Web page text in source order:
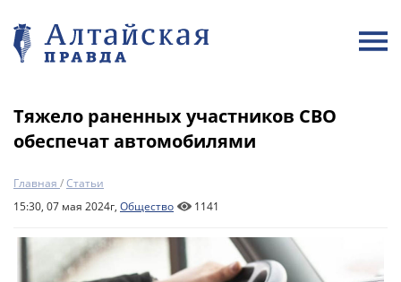
Тяжело раненных участников СВО
обеспечат автомобилями
Главная /Статьи
15:30, 07 мая 2024г, Общество 1141